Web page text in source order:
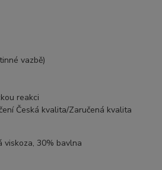
vazbě)
reakci
Česká kvalita/Zaručená kvalita
viskoza, 30% bavlna